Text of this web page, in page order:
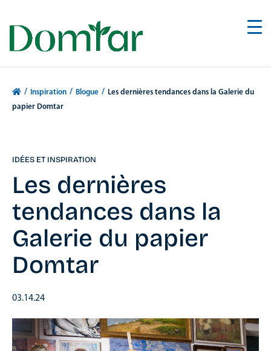
/ Inspiration / Blogue / Les dernières tendances dans la Galerie du
papier Domtar
IDÉES ET INSPIRATION
Les dernières
tendances dans la
Galerie du papier
Domtar
03.14.24